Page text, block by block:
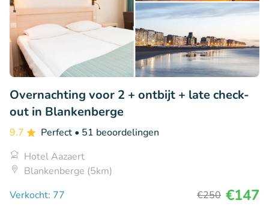
Overnachting voor 2 + ontbijt + late check-
out in Blankenberge
9.7 Perfect • 51 beoordelingen
Hotel Aazaert
Blankenberge (5km)
Verkocht: 77
€250 €147